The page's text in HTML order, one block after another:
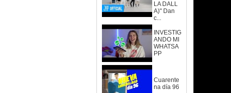
LA DALL
A)" Dan
c...
INVESTIG
ANDO MI
WHATSA
PP
Cuarente
na día 96